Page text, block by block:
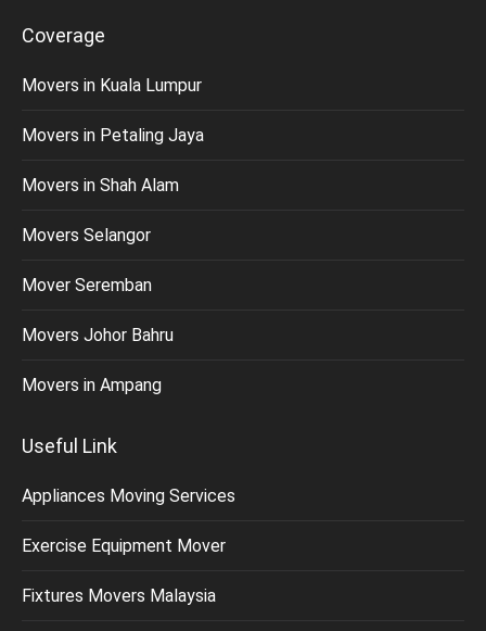
Coverage
Movers in Kuala Lumpur
Movers in Petaling Jaya
Movers in Shah Alam
Movers Selangor
Mover Seremban
Movers Johor Bahru
Movers in Ampang
Useful Link
Appliances Moving Services
Exercise Equipment Mover
Fixtures Movers Malaysia